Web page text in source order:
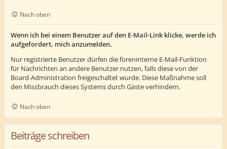
Nach oben
Wenn ich bei einem Benutzer auf den E-Mail-Link klicke, werde ich
aufgefordert, mich anzumelden.
Nur registrierte Benutzer dürfen die foreninterne E-Mail-Funktion
für Nachrichten an andere Benutzer nutzen, falls diese von der
Board-Administration freigeschaltet wurde. Diese Maßnahme soll
den Missbrauch dieses Systems durch Gäste verhindern.
Nach oben
Beiträge schreiben